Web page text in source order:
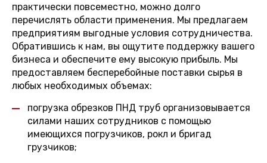
практически повсеместно, можно долго
перечислять области применения. Мы предлагаем
предприятиям выгодные условия сотрудничества.
Обратившись к нам, вы ощутите поддержку вашего
бизнеса и обеспечите ему высокую прибыль. Мы
предоставляем бесперебойные поставки сырья в
любых необходимых объемах:
погрузка обрезков ПНД труб организовывается
силами наших сотрудников с помощью
имеющихся погрузчиков, рокл и бригад
грузчиков;